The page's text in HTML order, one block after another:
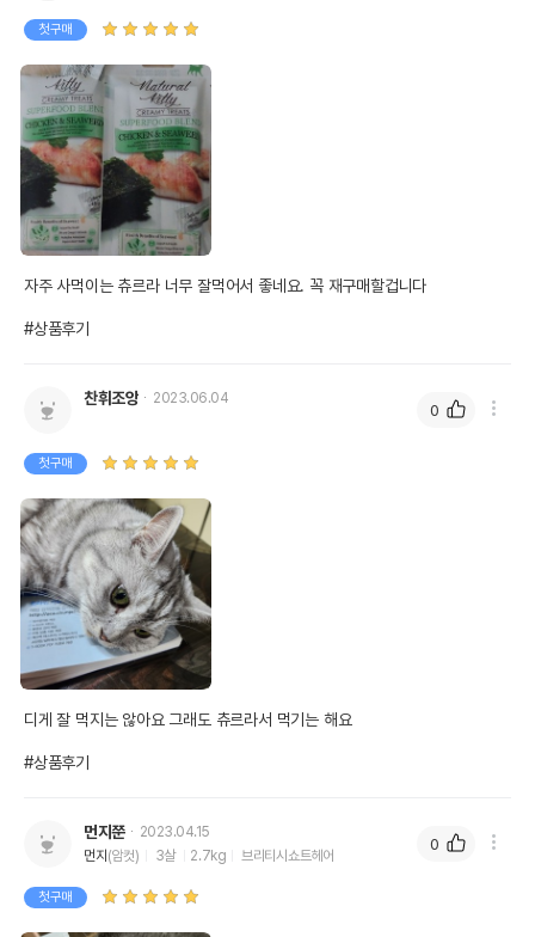
첫구매
자주 사먹이는 츄르라 너무 잘먹어서 좋네요. 꼭 재구매할겁니다
#상품후기
찬휘조앙 2023.06.04
첫구매
디게 잘 먹지는 않아요 그래도 츄르라서 먹기는 해요
#상품후기
0
먼지쭌
2023.04.15
먼지 (암컷) 3살 2.7kg 브리티시쇼트헤어
첫구매
0